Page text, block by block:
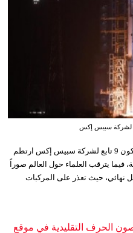
يُعتقد أن جزءاً ضخماً تائهاً من صاروخ فالكون 9 تابع لشركة سبيس إكس ارتطم
يترقب العلماء حول العالم صوراً
نهائي، حيث تعذر على المركبات
الحرف التقليدية في موقع